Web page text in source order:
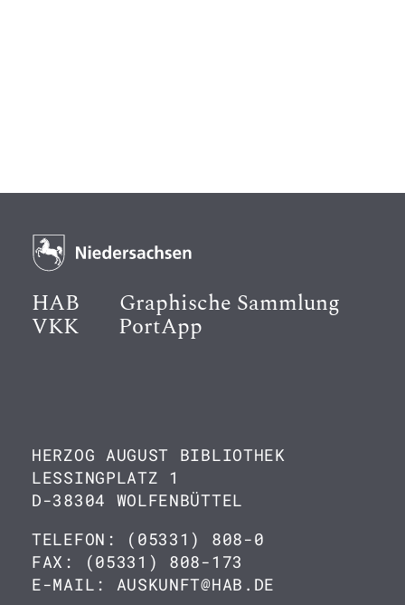
HAB Graphische Sammlung
VKK PortApp
HERZOG AUGUST BIBLIOTHEK
LESSINGPLATZ 1
D-38304 WOLFENBÜTTEL
TELEFON: (05331) 808-0
FAX: (05331) 808-173
E-MAIL: AUSKUNFT@HAB.DE